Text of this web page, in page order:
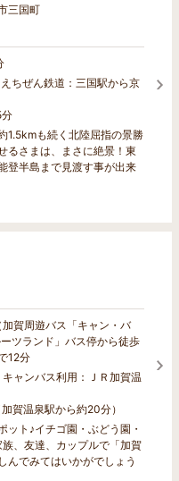
三国町
ちぜん鉄道：三国駅から京
分
1.5kmも続く北陸屈指の景勝
るさまは、まさに絶景！東
登半島まで見渡す事が出来
賀周遊バス「キャン・バ
ツランド」バス停から徒歩
12分
ャンバス利用：ＪＲ加賀温
賀温泉駅から約20分）
ット♪イチゴ園・ぶどう園・
、友達、カップルで「加賀
んでみてはいかがでしょう